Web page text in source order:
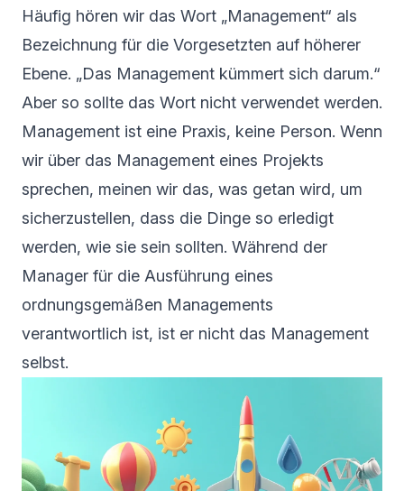
Häufig hören wir das Wort „Management“ als
Bezeichnung für die Vorgesetzten auf höherer
Ebene. „Das Management kümmert sich darum.“
Aber so sollte das Wort nicht verwendet werden.
Management ist eine Praxis, keine Person. Wenn
wir über das Management eines Projekts
sprechen, meinen wir das, was getan wird, um
sicherzustellen, dass die Dinge so erledigt
werden, wie sie sein sollten. Während der
Manager für die Ausführung eines
ordnungsgemäßen Managements
verantwortlich ist, ist er nicht das Management
selbst.